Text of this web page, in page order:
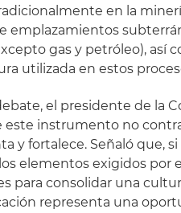
en la
emplazamientos
gas y petróleo), así
utilizada en estos
el presidente de la
este instrumento no
y fortalece. Señaló que,
elementos exigidos por
para consolidar una
representa una